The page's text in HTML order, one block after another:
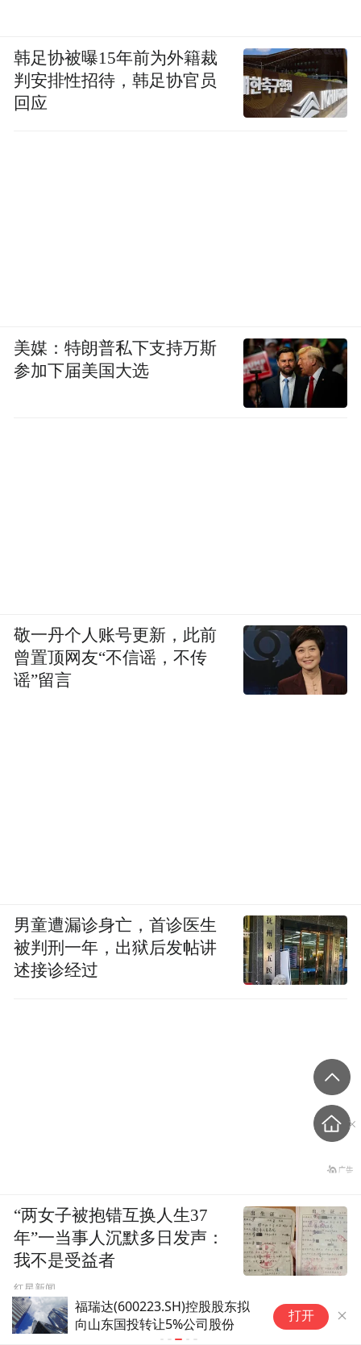
控股股东拟
投转让5%公司股份
中稀有色(600259.SH)
让东电化公司37%股
打开
韩足协被曝15年前为外籍裁
判安排性招待，韩足协官员
回应
美媒：特朗普私下支持万斯
参加下届美国大选
敬一丹个人账号更新，此前
曾置顶网友“不信谣，不传
谣”留言
男童遭漏诊身亡，首诊医生
被判刑一年，出狱后发帖讲
述接诊经过
“两女子被抱错互换人生37
年”一当事人沉默多日发声：
我不是受益者
红星新闻